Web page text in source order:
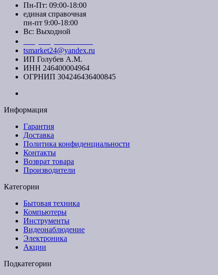
Пн-Пт: 09:00-18:00
единая справочная
пн-пт 9:00-18:00
Вс: Выходной
tsmarket24@yandex.ru
ИП Голубев А.М.
ИНН 246400004964
ОГРНИП 304246436400845
Информация
Гарантия
Доставка
Политика конфиденциальности
Контакты
Возврат товара
Производители
Категории
Бытовая техника
Компьютеры
Инструменты
Видеонаблюдение
Электроника
Акции
Подкатегории